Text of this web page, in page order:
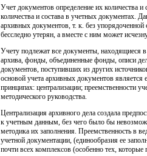
Учет документов определение их количества и
количества и состава в учетных документах.
архивных документов, т. к. без
бесследно утерян, а вместе с ним может
Учету подлежат все документы, находящиеся
архива, фонды, объединенные фонды, описи
документов, поступивших из других
основой учета архивных документов является
принципах: централизации; преемственности
методического руководства.
Централизация архивного дела создала
к учетным данным, без чего было бы
методика их заполнения. Преемственность в
учетной документации, (единообразия ее
почти всех комплексов (особенно тех,